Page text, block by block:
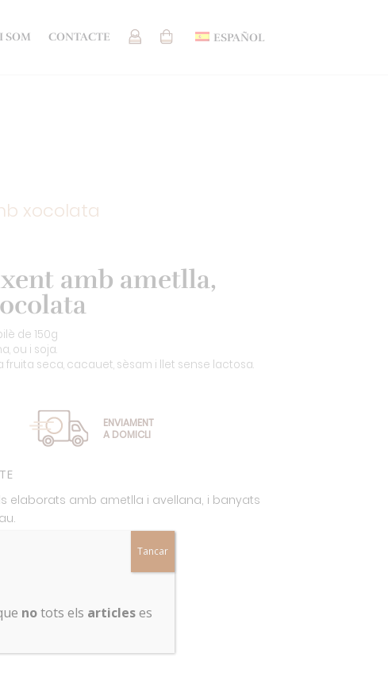
SOM CONTACTE ESPAÑOL
xocolata
amb ametlla,
de 150g
ou i soja.
fruita seca, cacauet, sèsam i llet sense lactosa.
ENVIAMENT
A DOMICLI
elaborats amb ametlla i avellana, i banyats
notots els articleses
Tancar